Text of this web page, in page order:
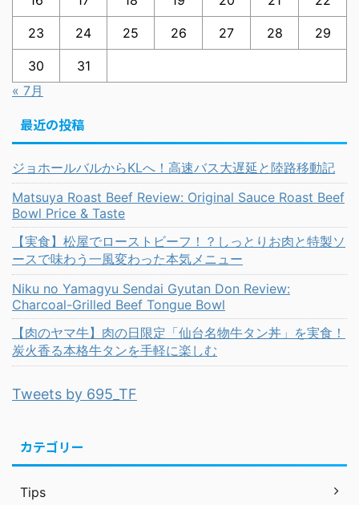
23 24 25 26 27 28 29
30
31
« 7月
最近の投稿
ジョホールバルからKLへ！高速バス大遅延と陸路移動記
Matsuya Roast Beef Review: Original Sauce Roast Beef
Bowl Price & Taste
【実食】松屋でローストビーフ！？しっとりお肉と特製ソ
ースで味わう一風変わった本気メニュー
Niku no Yamagyu Sendai Gyutan Don Review:
Charcoal-Grilled Beef Tongue Bowl
【肉のヤマ牛】肉の日限定「仙台名物牛タン丼」を実食！
炭火香る本格牛タンを手軽に楽しむ
Tweets by 695_TF
カテゴリー
Tips